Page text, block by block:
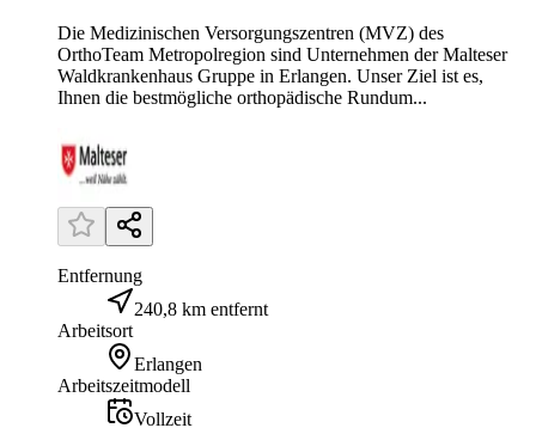
Die Medizinischen Versorgungszentren (MVZ) des
OrthoTeam Metropolregion sind Unternehmen der Malteser
Waldkrankenhaus Gruppe in Erlangen. Unser Ziel ist es,
Ihnen die bestmögliche orthopädische Rundum...
Entfernung
240,8 km entfernt
Arbeitsort
Erlangen
Arbeitszeitmodell
Vollzeit